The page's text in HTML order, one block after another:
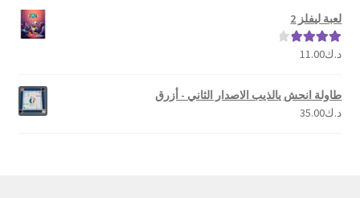
لعبة ليفلز 2
تم التقييم
د.ك11.00
طاولة انحش يالذيب الاصدار الثاني - أزرق
د.ك35.00